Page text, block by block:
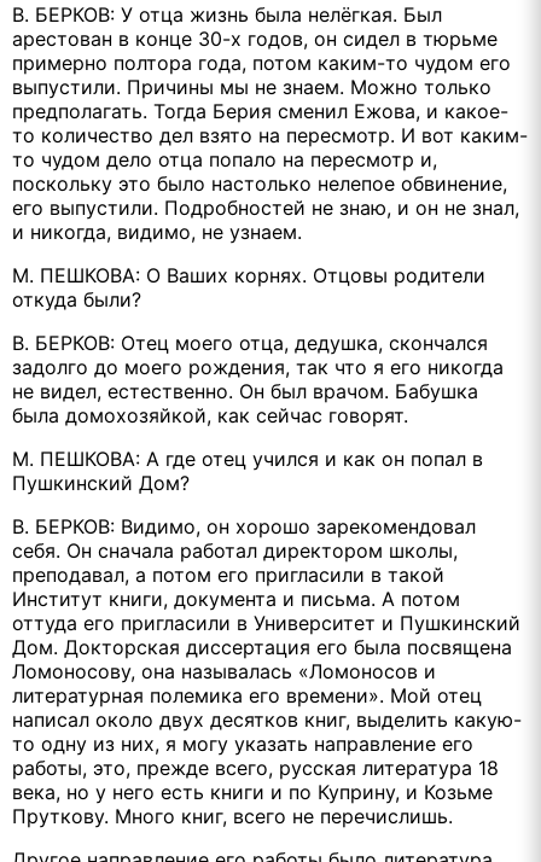
В. БЕРКОВ: У отца жизнь была нелёгкая. Был
арестован в конце 30-х годов, он сидел в тюрьме
примерно полтора года, потом каким-то чудом его
выпустили. Причины мы не знаем. Можно только
предполагать. Тогда Берия сменил Ежова, и какое-
то количество дел взято на пересмотр. И вот каким-
то чудом дело отца попало на пересмотр и,
поскольку это было настолько нелепое обвинение,
его выпустили. Подробностей не знаю, и он не знал,
и никогда, видимо, не узнаем.
М. ПЕШКОВА: О Ваших корнях. Отцовы родители
откуда были?
В. БЕРКОВ: Отец моего отца, дедушка, скончался
задолго до моего рождения, так что я его никогда
не видел, естественно. Он был врачом. Бабушка
была домохозяйкой, как сейчас говорят.
М. ПЕШКОВА: А где отец учился и как он попал в
Пушкинский Дом?
В. БЕРКОВ: Видимо, он хорошо зарекомендовал
себя. Он сначала работал директором школы,
преподавал, а потом его пригласили в такой
Институт книги, документа и письма. А потом
оттуда его пригласили в Университет и Пушкинский
Дом. Докторская диссертация его была посвящена
Ломоносову, она называлась «Ломоносов и
литературная полемика его времени». Мой отец
написал около двух десятков книг, выделить какую-
то одну из них, я могу указать направление его
работы, это, прежде всего, русская литература 18
века, но у него есть книги и по Куприну, и Козьме
Пруткову. Много книг, всего не перечислишь.